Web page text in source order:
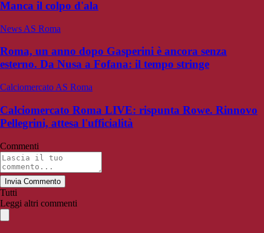
Manca il colpo d'ala
News AS Roma
Roma, un anno dopo Gasperini è ancora senza
esterno. Da Nusa a Fofana: il tempo stringe
Calciomercato AS Roma
Calciomercato Roma LIVE: rispunta Rowe. Rinnovo
Pellegrini, attesa l'ufficialità
Commenti
Invia Commento
Tutti
Leggi altri commenti